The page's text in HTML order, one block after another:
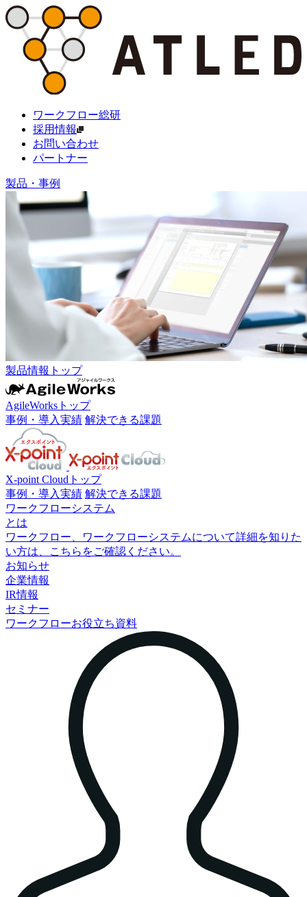
ワークフロー総研
採用情報
お問い合わせ
パートナー
製品・事例
製品情報トップ
AgileWorksトップ
事例・導入実績 解決できる課題
X-point Cloudトップ
事例・導入実績 解決できる課題
ワークフローシステム
とは
ワークフロー、ワークフローシステムについて詳細を知りた
い方は、こちらをご確認ください。
お知らせ
企業情報
IR情報
セミナー
ワークフローお役立ち資料